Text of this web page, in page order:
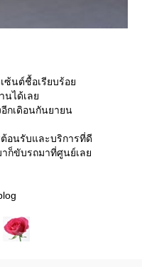
ซ้นต์ชื้อเรียบร้อ
นได้เล
กเดิอนกันยายน
อนรับและบริการที่ดี
าก็ขับรถมาที่ศูนย์เล